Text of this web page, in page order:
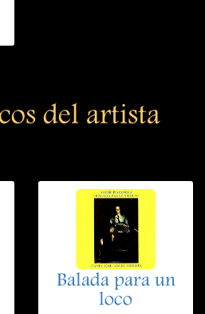
del artista
Balada para un
loco